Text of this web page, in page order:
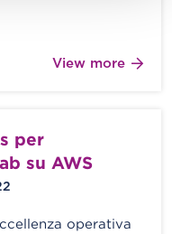
View more
per
su AWS
operativa